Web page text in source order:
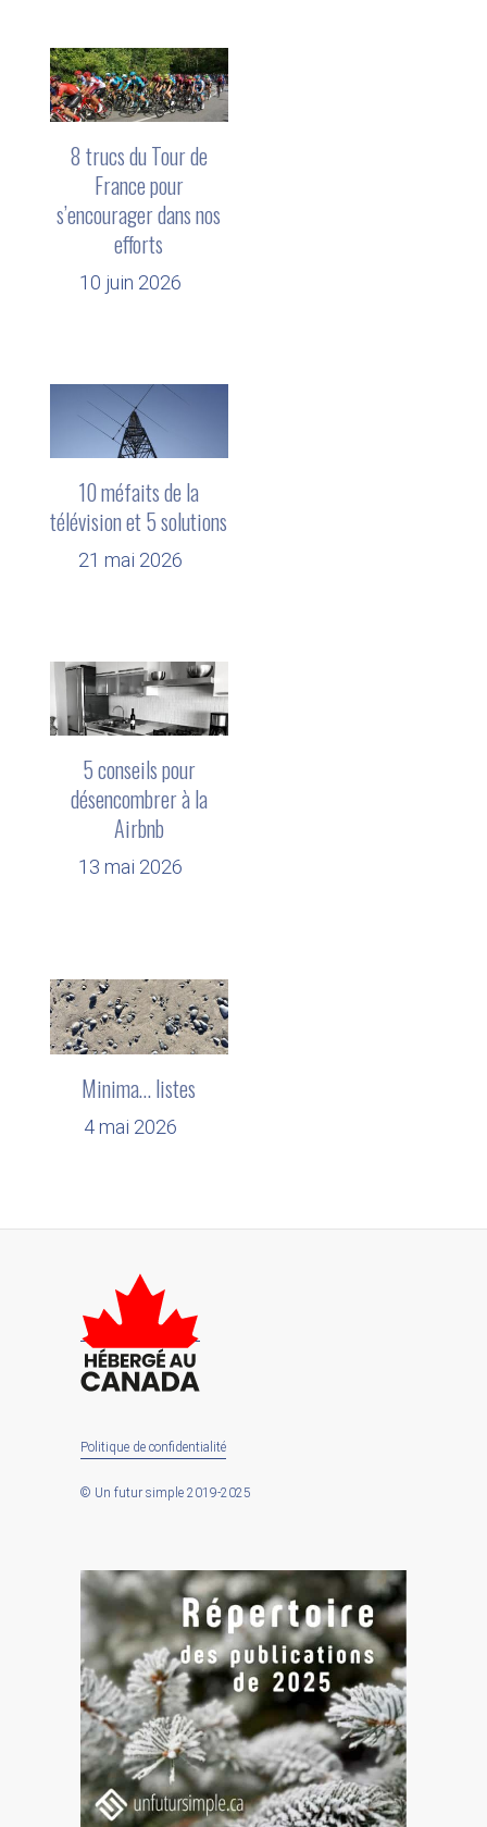
8 trucs du Tour de
France pour
s’encourager dans nos
efforts
10 juin 2026
10 méfaits de la
télévision et 5 solutions
21 mai 2026
5 conseils pour
désencombrer à la
Airbnb
13 mai 2026
Minima… listes
4 mai 2026
Politique de confidentialité
© Un futur simple 2019-2025